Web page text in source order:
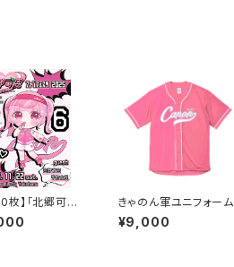
枚】「北郷可恩
ェスタ2025」VI
ト
きゃのん軍ユニフォーム
¥9,000